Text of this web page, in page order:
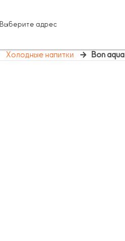
Выберите адрес
Холодные напитки Bon aqua